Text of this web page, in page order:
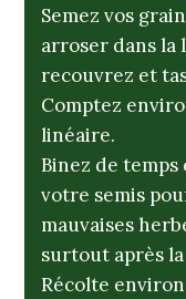
Semez vos
arroser dans la
recouvrez et
Comptez
linéaire.
Binez de temps
votre semis
mauvaises
surtout après
Récolte environ